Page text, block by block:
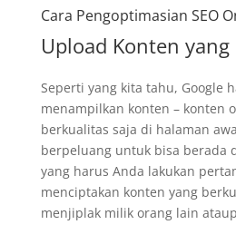
Cara Pengoptimasian SEO
Upload Konten
Seperti yang kita tahu, Google
menampilkan konten – konten
berkualitas saja di halaman
berpeluang untuk bisa berada
yang harus Anda lakukan
menciptakan konten yang
menjiplak milik orang lain